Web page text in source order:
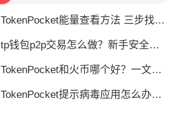
TokenPocket能量查看方法 三步找到TRX能量余额
tp钱包p2p交易怎么做？新手安全指南
TokenPocket和火币哪个好？一文帮你理清选择
TokenPocket提示病毒应用怎么办？原因全解析